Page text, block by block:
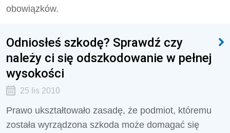
obowiązków.
Odniosłeś szkodę? Sprawdź czy
należy ci się odszkodowanie w pełnej
wysokości
25 lis 2010
Prawo ukształtowało zasadę, że podmiot, któremu
została wyrządzona szkoda może domagać się